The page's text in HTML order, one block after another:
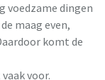
voedzame dingen
maag even,
komt de
voor.